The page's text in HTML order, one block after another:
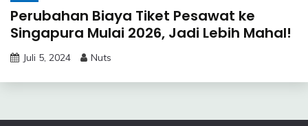
Perubahan Biaya Tiket Pesawat ke
Singapura Mulai 2026, Jadi Lebih Mahal!
Juli 5, 2024 Nuts